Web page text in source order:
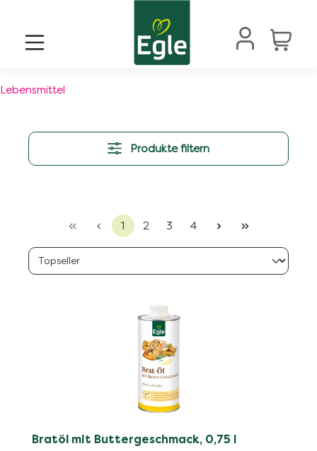
Lebensmittel
Produkte filtern
1 2 3 4
Bratöl mit Buttergeschmack, 0,75 l